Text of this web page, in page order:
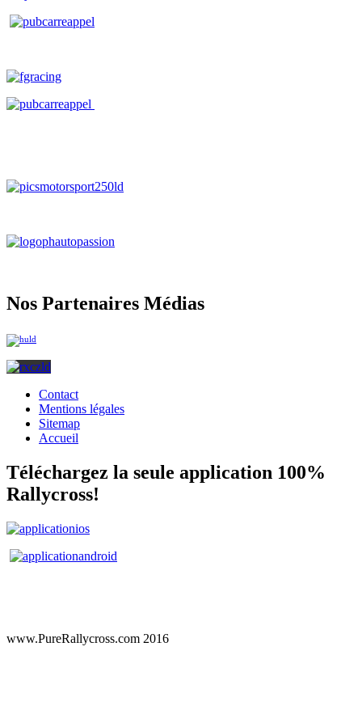
Nos Partenaires Médias
Contact
Mentions légales
Sitemap
Accueil
Téléchargez la seule application 100%
Rallycross!
www.PureRallycross.com 2016